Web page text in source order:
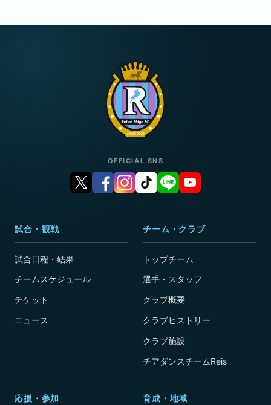
OFFICIAL SNS
試合・観戦
試合日程・結果
チームスケジュール
チケット
ニュース
チーム・クラブ
トップチーム
選手・スタッフ
クラブ概要
クラブヒストリー
クラブ施設
チアダンスチームReis
応援・参加 育成・地域